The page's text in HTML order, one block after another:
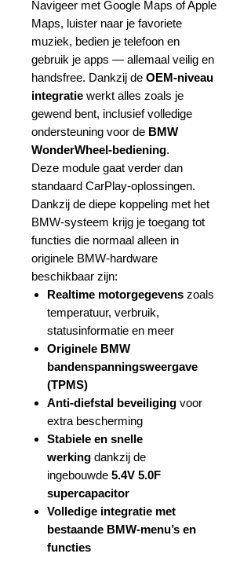
Navigeer met Google Maps of Apple
Maps, luister naar je favoriete
muziek, bedien je telefoon en
gebruik je apps — allemaal veilig en
handsfree. Dankzij de OEM‑niveau
integratie werkt alles zoals je
gewend bent, inclusief volledige
ondersteuning voor de BMW
WonderWheel‑bediening.
Deze module gaat verder dan
standaard CarPlay‑oplossingen.
Dankzij de diepe koppeling met het
BMW‑systeem krijg je toegang tot
functies die normaal alleen in
originele BMW‑hardware
beschikbaar zijn:
Realtime motorgegevens zoals
temperatuur, verbruik,
statusinformatie en meer
Originele BMW
bandenspanningsweergave
(TPMS)
Anti‑diefstal beveiliging voor
extra bescherming
Stabiele en snelle
werking dankzij de
ingebouwde 5.4V 5.0F
supercapacitor
Volledige integratie met
bestaande BMW‑menu’s en
functies